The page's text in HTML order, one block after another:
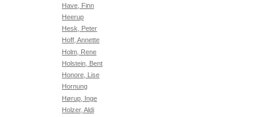
Have, Finn
Heerup
Hesk, Peter
Hoff, Annette
Holm, Rene
Holstein, Bent
Honore, Lise
Hornung
Hørup, Inge
Holzer, Aldi